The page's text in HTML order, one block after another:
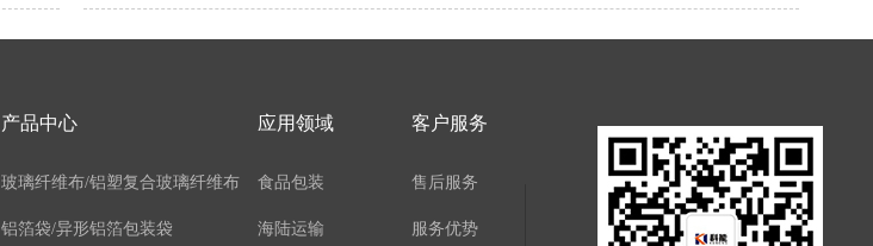
产品中心
玻璃纤维布/铝塑复合玻璃纤维布
铝箔袋/异形铝箔包装袋
应用领域
食品包装
海陆运输
客户服务
售后服务
服务优势